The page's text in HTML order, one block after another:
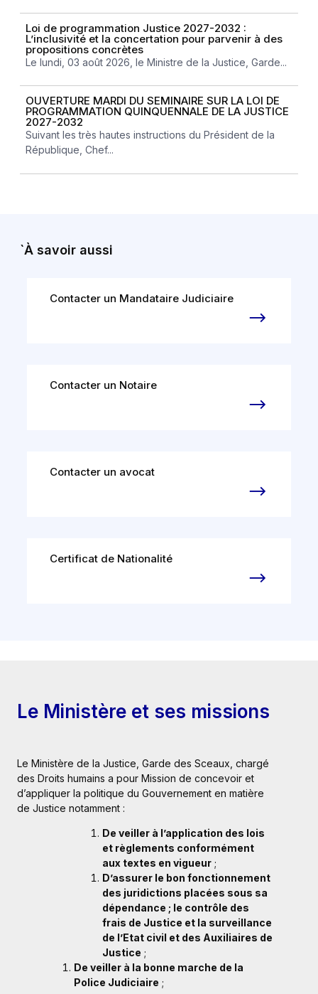
Loi de programmation Justice 2027-2032 :
L’inclusivité et la concertation pour parvenir à des
propositions concrètes
Le lundi, 03 août 2026, le Ministre de la Justice, Garde...
OUVERTURE MARDI DU SEMINAIRE SUR LA LOI DE
PROGRAMMATION QUINQUENNALE DE LA JUSTICE
2027-2032
Suivant les très hautes instructions du Président de la
République, Chef...
`À savoir aussi
Contacter un Mandataire Judiciaire
Contacter un Notaire
Contacter un avocat
Certificat de Nationalité
Le Ministère et ses missions
Le Ministère de la Justice, Garde des Sceaux, chargé
des Droits humains a pour Mission de concevoir et
d’appliquer la politique du Gouvernement en matière
de Justice notamment :
De veiller à l’application des lois
et règlements conformément
aux textes en vigueur ;
D’assurer le bon fonctionnement
des juridictions placées sous sa
dépendance ; le contrôle des
frais de Justice et la surveillance
de l’Etat civil et des Auxiliaires de
Justice ;
De veiller à la bonne marche de la
Police Judiciaire ;